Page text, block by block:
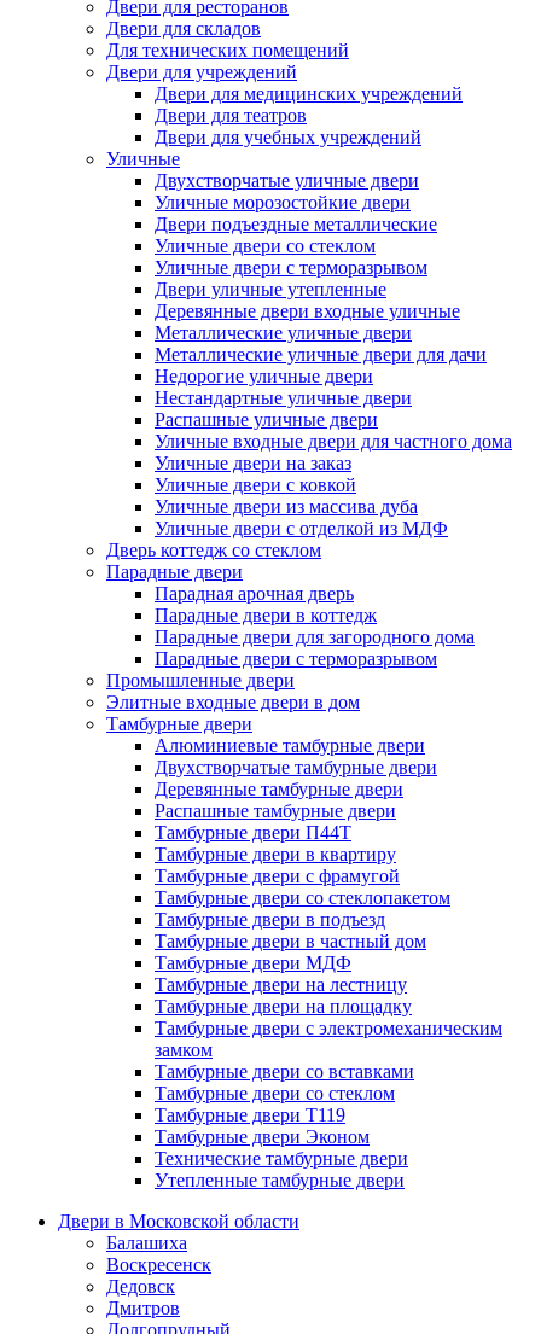
Двери для ресторанов
Двери для складов
Для технических помещений
Двери для учреждений
Двери для медицинских учреждений
Двери для театров
Двери для учебных учреждений
Уличные
Двухстворчатые уличные двери
Уличные морозостойкие двери
Двери подъездные металлические
Уличные двери со стеклом
Уличные двери с терморазрывом
Двери уличные утепленные
Деревянные двери входные уличные
Металлические уличные двери
Металлические уличные двери для дачи
Недорогие уличные двери
Нестандартные уличные двери
Распашные уличные двери
Уличные входные двери для частного дома
Уличные двери на заказ
Уличные двери с ковкой
Уличные двери из массива дуба
Уличные двери с отделкой из МДФ
Дверь коттедж со стеклом
Парадные двери
Парадная арочная дверь
Парадные двери в коттедж
Парадные двери для загородного дома
Парадные двери с терморазрывом
Промышленные двери
Элитные входные двери в дом
Тамбурные двери
Алюминиевые тамбурные двери
Двухстворчатые тамбурные двери
Деревянные тамбурные двери
Распашные тамбурные двери
Тамбурные двери П44Т
Тамбурные двери в квартиру
Тамбурные двери с фрамугой
Тамбурные двери со стеклопакетом
Тамбурные двери в подъезд
Тамбурные двери в частный дом
Тамбурные двери МДФ
Тамбурные двери на лестницу
Тамбурные двери на площадку
Тамбурные двери с электромеханическим
замком
Тамбурные двери со вставками
Тамбурные двери со стеклом
Тамбурные двери Т119
Тамбурные двери Эконом
Технические тамбурные двери
Утепленные тамбурные двери
Двери в Московской области
Балашиха
Воскресенск
Дедовск
Дмитров
Долгопрудный